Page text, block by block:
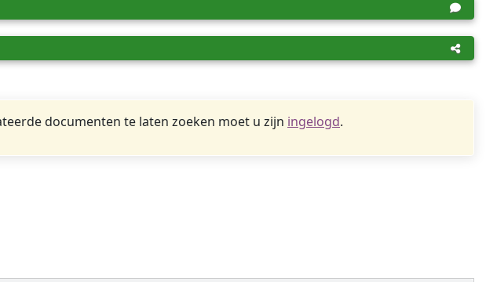
documenten te laten zoeken moet u zijn ingelogd.